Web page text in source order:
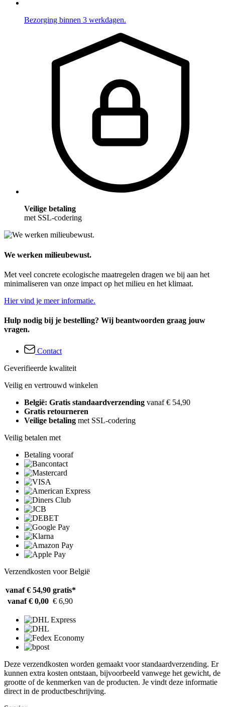
Bezorging binnen 3 werkdagen.
Veilige betaling
met SSL-codering
We werken milieubewust.
Met veel concrete ecologische maatregelen dragen we bij aan het
minimaliseren van onze impact op het milieu en het klimaat.
Hier vind je meer informatie.
Hulp nodig bij je bestelling? Wij beantwoorden graag jouw
vragen.
Contact
Geverifieerde kwaliteit
Veilig en vertrouwd winkelen
België: Gratis standaardverzending vanaf € 54,90
Gratis retourneren
Veilige betaling met SSL-codering
Veilig betalen met
Betaling vooraf
Verzendkosten voor België
vanaf € 54,90 gratis*
vanaf € 0,00 € 6,90
Deze verzendkosten worden gemaakt voor standaardverzending. Er
kunnen extra kosten ontstaan, bijvoorbeeld vanwege het gewicht, de
grootte of de kenmerken van de producten. Je vindt deze informatie
direct in de productbeschrijving.